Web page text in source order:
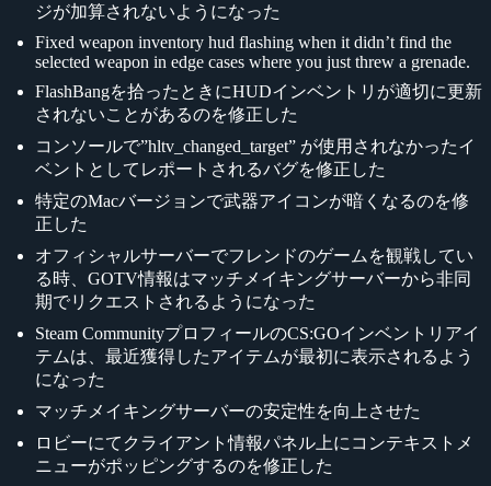
ジが加算されないようになった
Fixed weapon inventory hud flashing when it didn’t find the
selected weapon in edge cases where you just threw a grenade.
FlashBangを拾ったときにHUDインベントリが適切に更新
されないことがあるのを修正した
コンソールで”hltv_changed_target” が使用されなかったイ
ベントとしてレポートされるバグを修正した
特定のMacバージョンで武器アイコンが暗くなるのを修
正した
オフィシャルサーバーでフレンドのゲームを観戦してい
る時、GOTV情報はマッチメイキングサーバーから非同
期でリクエストされるようになった
Steam CommunityプロフィールのCS:GOインベントリアイ
テムは、最近獲得したアイテムが最初に表示されるよう
になった
マッチメイキングサーバーの安定性を向上させた
ロビーにてクライアント情報パネル上にコンテキストメ
ニューがポッピングするのを修正した